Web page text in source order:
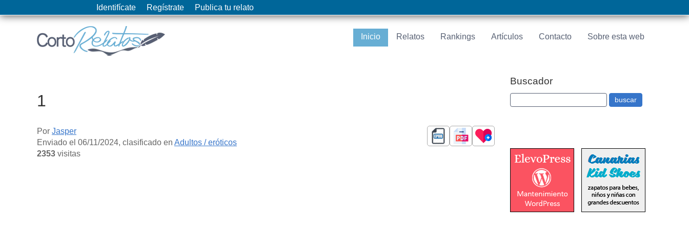
Identifícate Regístrate Publica tu relato
Inicio Relatos Rankings Artículos Contacto Sobre esta web
1
Por Jasper
Enviado el 06/11/2024, clasificado en Adultos / eróticos
2353 visitas
Buscador